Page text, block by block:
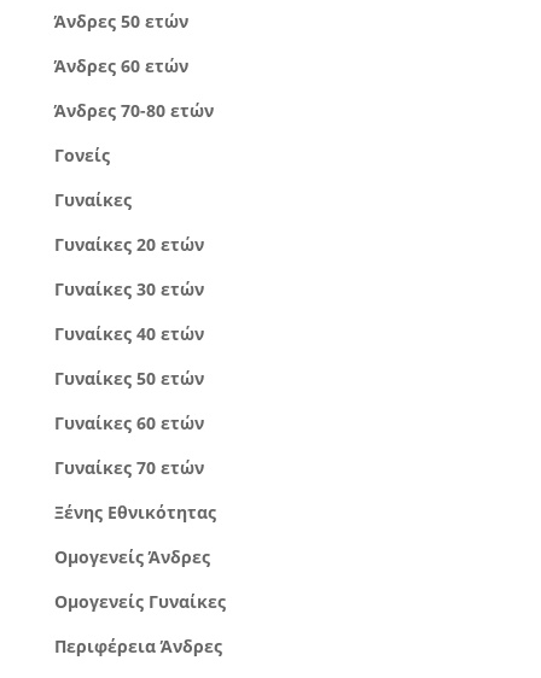
Άνδρες 50 ετών
Άνδρες 60 ετών
Άνδρες 70-80 ετών
Γονείς
Γυναίκες
Γυναίκες 20 ετών
Γυναίκες 30 ετών
Γυναίκες 40 ετών
Γυναίκες 50 ετών
Γυναίκες 60 ετών
Γυναίκες 70 ετών
Ξένης Εθνικότητας
Ομογενείς Άνδρες
Ομογενείς Γυναίκες
Περιφέρεια Άνδρες